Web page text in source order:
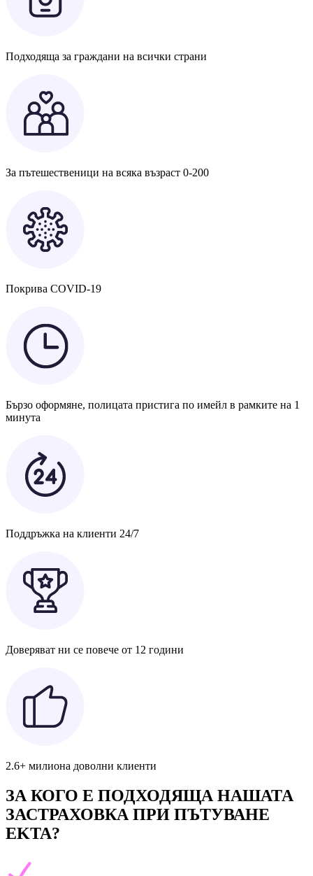
Подходяща за граждани на всички страни
За пътешественици на всяка възраст 0-200
Покрива COVID-19
Бързо оформяне, полицата пристига по имейл в рамките на 1
минута
Поддръжка на клиенти 24/7
Доверяват ни се повече от 12 години
2.6+ милиона доволни клиенти
ЗА КОГО Е ПОДХОДЯЩА НАШАТА
ЗАСТРАХОВКА ПРИ ПЪТУВАНЕ
EKTA?